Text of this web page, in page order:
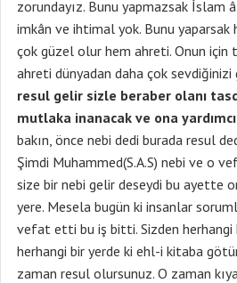
zorundayız. Bunu yapmazsak İslam
imkân ve ihtimal yok. Bunu yaparsak
çok güzel olur hem ahreti. Onun
ahreti dünyadan daha çok
resul gelir sizle beraber olanı
mutlaka inanacak ve ona yardımcı
bakın, önce nebi dedi burada resul
Şimdi Muhammed(S.A.S) nebi ve o
size bir nebi gelir deseydi bu ayette
yere. Mesela bugün ki insanlar
vefat etti bu iş bitti. Sizden herhangi
herhangi bir yerde ki ehl-i kitaba
zaman resul olursunuz. O zaman